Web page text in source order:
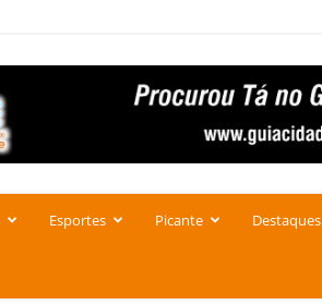
Esportes Picante Destaques